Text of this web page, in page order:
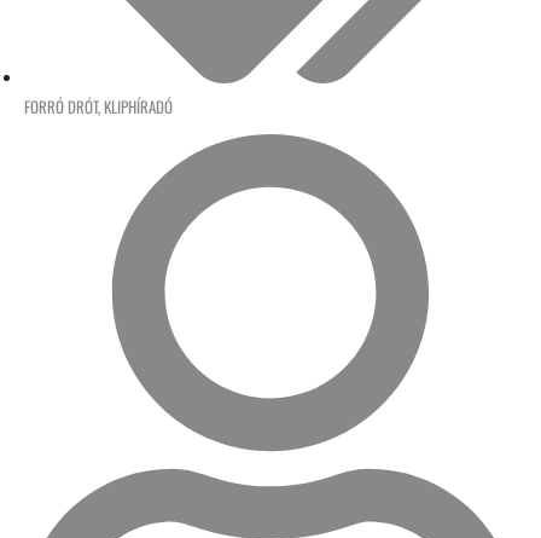
FORRÓ DRÓT, KLIPHÍRADÓ